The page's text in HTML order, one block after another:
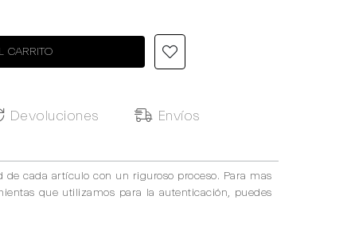
CARRITO
Devoluciones
Envíos
cada artículo con un riguroso proceso. Para mas
que utilizamos para la autenticación, puedes